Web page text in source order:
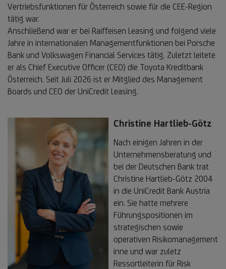
Vertriebsfunktionen für Österreich sowie für die CEE-Region
tätig war.
Anschließend war er bei Raiffeisen Leasing und folgend viele
Jahre in internationalen Managementfunktionen bei Porsche
Bank und Volkswagen Financial Services tätig. Zuletzt leitete
er als Chief Executive Officer (CEO) die Toyota Kreditbank
Österreich. Seit Juli 2026 ist er Mitglied des Management
Boards und CEO der UniCredit Leasing.
Christine Hartlieb-Götz
Nach einigen Jahren in der
Unternehmensberatung und
bei der Deutschen Bank trat
Christine Hartlieb-Götz 2004
in die UniCredit Bank Austria
ein. Sie hatte mehrere
Führungspositionen im
strategischen sowie
operativen Risikomanagement
inne und war zuletz
Ressortleiterin für Risk